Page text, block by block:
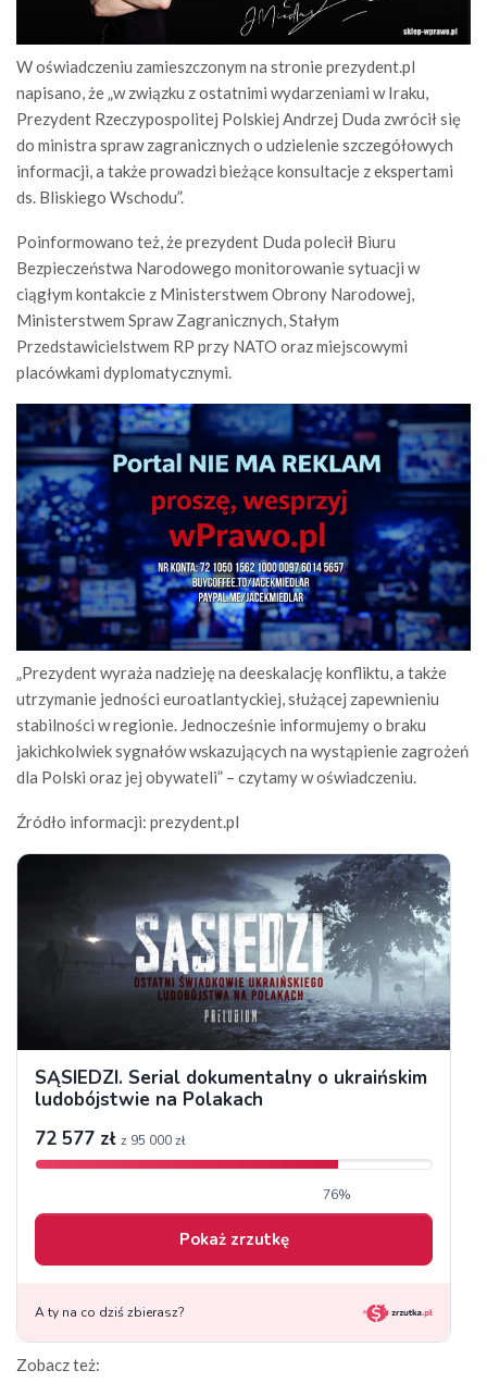
W oświadczeniu zamieszczonym na stronie prezydent.pl
napisano, że „w związku z ostatnimi wydarzeniami w Iraku,
Prezydent Rzeczypospolitej Polskiej Andrzej Duda zwrócił się
do ministra spraw zagranicznych o udzielenie szczegółowych
informacji, a także prowadzi bieżące konsultacje z ekspertami
ds. Bliskiego Wschodu”.
Poinformowano też, że prezydent Duda polecił Biuru
Bezpieczeństwa Narodowego monitorowanie sytuacji w
ciągłym kontakcie z Ministerstwem Obrony Narodowej,
Ministerstwem Spraw Zagranicznych, Stałym
Przedstawicielstwem RP przy NATO oraz miejscowymi
placówkami dyplomatycznymi.
„Prezydent wyraża nadzieję na deeskalację konfliktu, a także
utrzymanie jedności euroatlantyckiej, służącej zapewnieniu
stabilności w regionie. Jednocześnie informujemy o braku
jakichkolwiek sygnałów wskazujących na wystąpienie zagrożeń
dla Polski oraz jej obywateli” – czytamy w oświadczeniu.
Źródło informacji: prezydent.pl
Zobacz też: